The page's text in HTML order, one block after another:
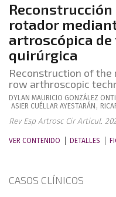
rotador
artroscópica de
quirúrgica
Reconstruction of
row arthroscopic
DYLAN MAURICIO GONZÁLEZ
ASIER CUÉLLAR AYESTARÁN ,
Rev Esp Artrosc Cir Articul.
VER CONTENIDO DETALLES
CASOS CLÍNICOS